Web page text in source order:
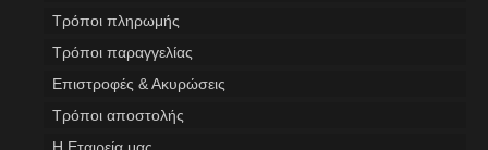
Tρόποι πληρωμής
Τρόποι παραγγελίας
Επιστροφές & Ακυρώσεις
Τρόποι αποστολής